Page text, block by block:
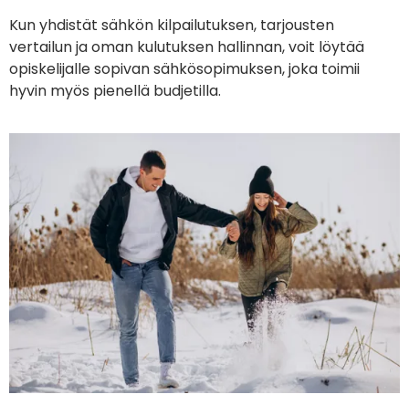
Kun yhdistät sähkön kilpailutuksen, tarjousten
vertailun ja oman kulutuksen hallinnan, voit löytää
opiskelijalle sopivan sähkösopimuksen, joka toimii
hyvin myös pienellä budjetilla.